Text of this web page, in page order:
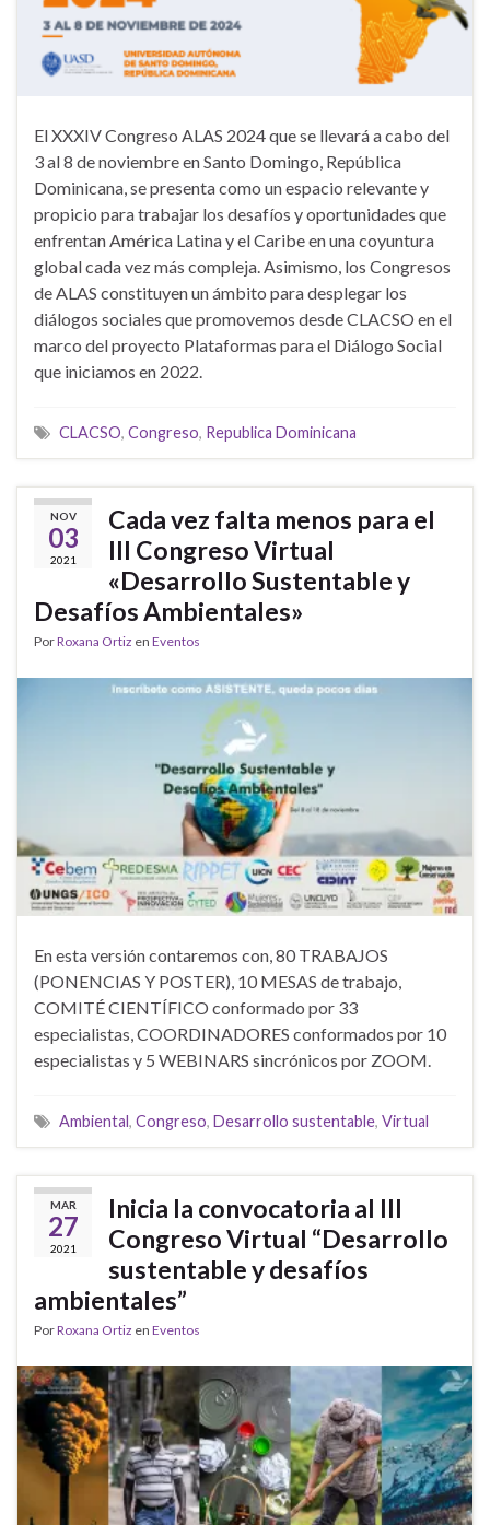
El XXXIV Congreso ALAS 2024 que se llevará a cabo del
3 al 8 de noviembre en Santo Domingo, República
Dominicana, se presenta como un espacio relevante y
propicio para trabajar los desafíos y oportunidades que
enfrentan América Latina y el Caribe en una coyuntura
global cada vez más compleja. Asimismo, los Congresos
de ALAS constituyen un ámbito para desplegar los
diálogos sociales que promovemos desde CLACSO en el
marco del proyecto Plataformas para el Diálogo Social
que iniciamos en 2022.
CLACSO, Congreso, Republica Dominicana
NOV
03
2021
Cada vez falta menos para el
III Congreso Virtual
«Desarrollo Sustentable y
Desafíos Ambientales»
PorRoxana Ortiz en Eventos
En esta versión contaremos con, 80 TRABAJOS
(PONENCIAS Y POSTER), 10 MESAS de trabajo,
COMITÉ CIENTÍFICO conformado por 33
especialistas, COORDINADORES conformados por 10
especialistas y 5 WEBINARS sincrónicos por ZOOM.
Ambiental, Congreso, Desarrollo sustentable, Virtual
MAR
27
2021
Inicia la convocatoria al III
Congreso Virtual “Desarrollo
sustentable y desafíos
ambientales”
PorRoxana Ortiz en Eventos